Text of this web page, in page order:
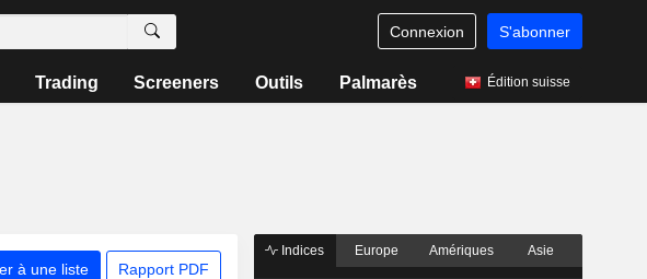
Connexion S'abonner
Trading Screeners Outils Palmarès Édition suisse
à une liste Rapport PDF
Indices Europe Amériques Asie